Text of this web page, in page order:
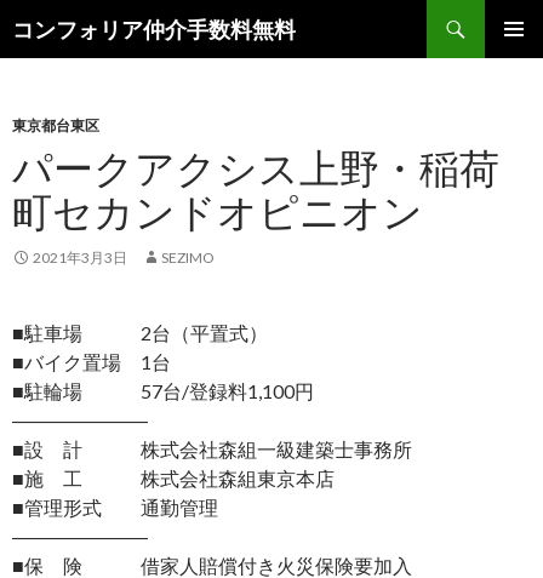
コンフォリア仲介手数料無料
索
ン
へ
ス
キ
ッ
東京都台東区
パークアクシス上野・稲荷
町セカンドオピニオン
2021年3月3日 SEZIMO
■駐車場 2台（平置式）
■バイク置場 1台
■駐輪場 57台/登録料1,100円
―――――――
■設 計 株式会社森組一級建築士事務所
■施 工 株式会社森組東京本店
■管理形式 通勤管理
―――――――
■保 険 借家人賠償付き火災保険要加入